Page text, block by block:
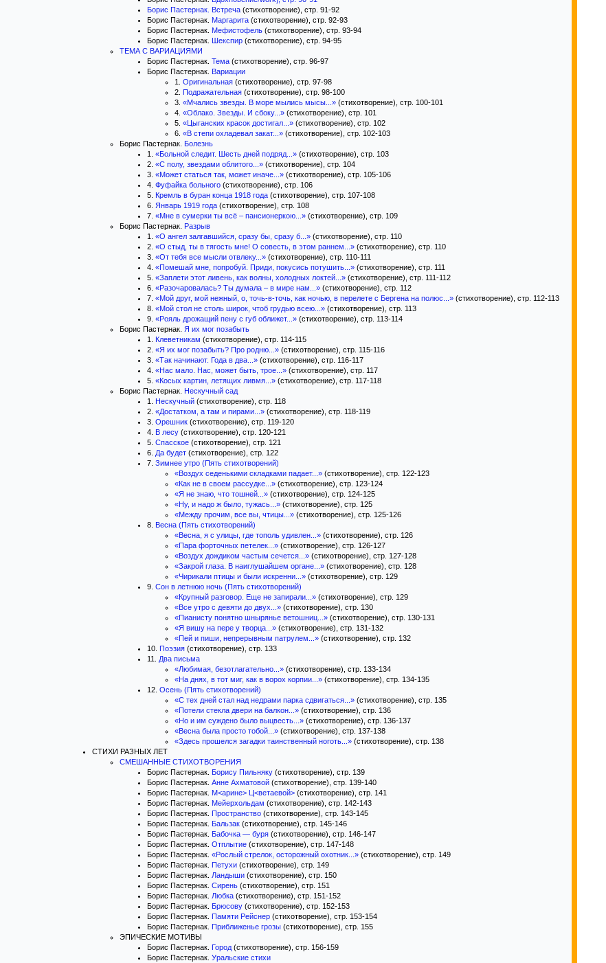
Борис Пастернак. Встреча (стихотворение), стр. 91-92
Борис Пастернак. Маргарита (стихотворение), стр. 92-93
Борис Пастернак. Мефистофель (стихотворение), стр. 93-94
Борис Пастернак. Шекспир (стихотворение), стр. 94-95
ТЕМА С ВАРИАЦИЯМИ
Борис Пастернак. Тема (стихотворение), стр. 96-97
Борис Пастернак. Вариации
1. Оригинальная (стихотворение), стр. 97-98
2. Подражательная (стихотворение), стр. 98-100
3. «Мчались звезды. В море мылись мысы...» (стихотворение), стр. 100-101
4. «Облако. Звезды. И сбоку...» (стихотворение), стр. 101
5. «Цыганских красок достигал...» (стихотворение), стр. 102
6. «В степи охладевал закат...» (стихотворение), стр. 102-103
Борис Пастернак. Болезнь
1. «Больной следит. Шесть дней подряд...» (стихотворение), стр. 103
2. «С полу, звездами облитого...» (стихотворение), стр. 104
3. «Может статься так, может иначе...» (стихотворение), стр. 105-106
4. Фуфайка больного (стихотворение), стр. 106
5. Кремль в буран конца 1918 года (стихотворение), стр. 107-108
6. Январь 1919 года (стихотворение), стр. 108
7. «Мне в сумерки ты всё – пансионеркою...» (стихотворение), стр. 109
Борис Пастернак. Разрыв
1. «О ангел залгавшийся, сразу бы, сразу б...» (стихотворение), стр. 110
2. «О стыд, ты в тягость мне! О совесть, в этом раннем...» (стихотворение), стр. 110
3. «От тебя все мысли отвлеку...» (стихотворение), стр. 110-111
4. «Помешай мне, попробуй. Приди, покусись потушить...» (стихотворение), стр. 111
5. «Заплети этот ливень, как волны, холодных локтей...» (стихотворение), стр. 111-112
6. «Разочаровалась? Ты думала – в мире нам...» (стихотворение), стр. 112
7. «Мой друг, мой нежный, о, точь-в-точь, как ночью, в перелете с Бергена на полюс...» (стихотворение), стр. 112-113
8. «Мой стол не столь широк, чтоб грудью всею...» (стихотворение), стр. 113
9. «Рояль дрожащий пену с губ оближет...» (стихотворение), стр. 113-114
Борис Пастернак. Я их мог позабыть
1. Клеветникам (стихотворение), стр. 114-115
2. «Я их мог позабыть? Про родню...» (стихотворение), стр. 115-116
3. «Так начинают. Года в два...» (стихотворение), стр. 116-117
4. «Нас мало. Нас, может быть, трое...» (стихотворение), стр. 117
5. «Косых картин, летящих ливмя...» (стихотворение), стр. 117-118
Борис Пастернак. Нескучный сад
1. Нескучный (стихотворение), стр. 118
2. «Достатком, а там и пирами...» (стихотворение), стр. 118-119
3. Орешник (стихотворение), стр. 119-120
4. В лесу (стихотворение), стр. 120-121
5. Спасское (стихотворение), стр. 121
6. Да будет (стихотворение), стр. 122
7. Зимнее утро (Пять стихотворений)
«Воздух седенькими складками падает...» (стихотворение), стр. 122-123
«Как не в своем рассудке...» (стихотворение), стр. 123-124
«Я не знаю, что тошней...» (стихотворение), стр. 124-125
«Ну, и надо ж было, тужась...» (стихотворение), стр. 125
«Между прочим, все вы, чтицы...» (стихотворение), стр. 125-126
8. Весна (Пять стихотворений)
«Весна, я с улицы, где тополь удивлен...» (стихотворение), стр. 126
«Пара форточных петелек...» (стихотворение), стр. 126-127
«Воздух дождиком частым сечется...» (стихотворение), стр. 127-128
«Закрой глаза. В наиглушайшем органе...» (стихотворение), стр. 128
«Чирикали птицы и были искренни...» (стихотворение), стр. 129
9. Сон в летнюю ночь (Пять стихотворений)
«Крупный разговор. Еще не запирали...» (стихотворение), стр. 129
«Все утро с девяти до двух...» (стихотворение), стр. 130
«Пианисту понятно шнырянье ветошниц...» (стихотворение), стр. 130-131
«Я вишу на пере у творца...» (стихотворение), стр. 131-132
«Пей и пиши, непрерывным патрулем...» (стихотворение), стр. 132
10. Поэзия (стихотворение), стр. 133
11. Два письма
«Любимая, безотлагательно...» (стихотворение), стр. 133-134
«На днях, в тот миг, как в ворох корпии...» (стихотворение), стр. 134-135
12. Осень (Пять стихотворений)
«С тех дней стал над недрами парка сдвигаться...» (стихотворение), стр. 135
«Потели стекла двери на балкон...» (стихотворение), стр. 136
«Но и им суждено было выцвесть...» (стихотворение), стр. 136-137
«Весна была просто тобой...» (стихотворение), стр. 137-138
«Здесь прошелся загадки таинственный ноготь...» (стихотворение), стр. 138
СТИХИ РАЗНЫХ ЛЕТ
СМЕШАННЫЕ СТИХОТВОРЕНИЯ
Борис Пастернак. Борису Пильняку (стихотворение), стр. 139
Борис Пастернак. Анне Ахматовой (стихотворение), стр. 139-140
Борис Пастернак. М<арине> Ц<ветаевой> (стихотворение), стр. 141
Борис Пастернак. Мейерхольдам (стихотворение), стр. 142-143
Борис Пастернак. Пространство (стихотворение), стр. 143-145
Борис Пастернак. Бальзак (стихотворение), стр. 145-146
Борис Пастернак. Бабочка — буря (стихотворение), стр. 146-147
Борис Пастернак. Отплытие (стихотворение), стр. 147-148
Борис Пастернак. «Рослый стрелок, осторожный охотник...» (стихотворение), стр. 149
Борис Пастернак. Петухи (стихотворение), стр. 149
Борис Пастернак. Ландыши (стихотворение), стр. 150
Борис Пастернак. Сирень (стихотворение), стр. 151
Борис Пастернак. Любка (стихотворение), стр. 151-152
Борис Пастернак. Брюсову (стихотворение), стр. 152-153
Борис Пастернак. Памяти Рейснер (стихотворение), стр. 153-154
Борис Пастернак. Приближенье грозы (стихотворение), стр. 155
ЭПИЧЕСКИЕ МОТИВЫ
Борис Пастернак. Город (стихотворение), стр. 156-159
Борис Пастернак. Уральские стихи